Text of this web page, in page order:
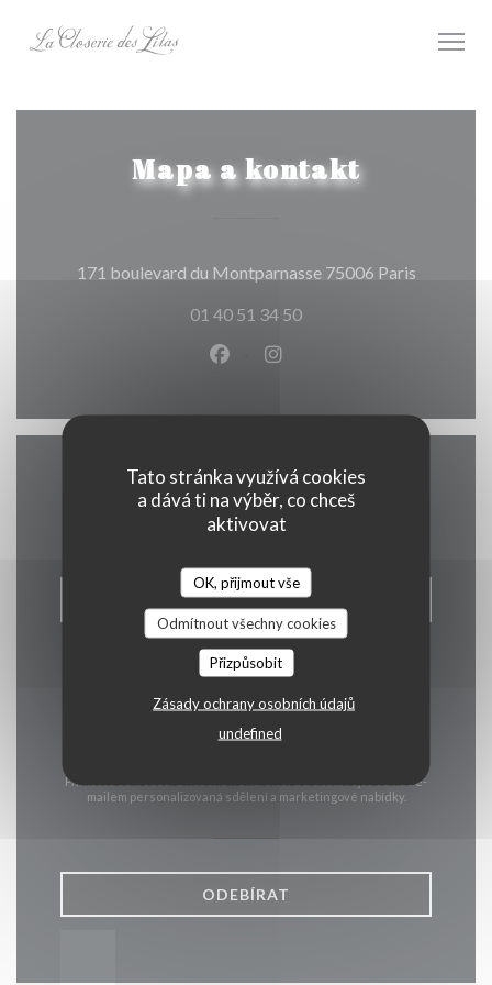
Tato stránka využívá cookies
a dává ti na výběr, co chceš
aktivovat
OK, přijmout vše
Odmítnout všechny cookies
Přizpůsobit
Zásady ochrany osobních údajů
undefined
Mapa a kontakt
171 boulevard du Montparnasse 75006 Paris((otevře
01 40 51 34 50
Facebook ((otevře se v novém
Instagram ((otevře se v
Kontaktujte nás
REZERVOVAT STŮL
Zůstaňte v obraze
Přihlaste se k odběru našeho newsletteru a dostávejte od nás e-
mailem personalizovaná sdělení a marketingové nabídky.
ODEBÍRAT